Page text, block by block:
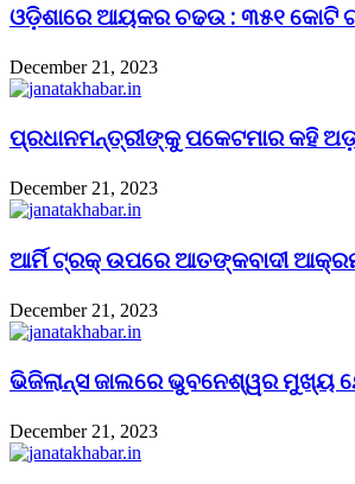
ଓଡ଼ିଶାରେ ଆୟକର ଚଢଉ : ୩୫୧ କୋଟି
December 21, 2023
ପ୍ରଧାନମନ୍ତ୍ରୀଙ୍କୁ ପକେଟମାର କହି
December 21, 2023
ଆର୍ମି ଟ୍ରକ୍ ଉପରେ ଆତଙ୍କବାଦୀ
December 21, 2023
ଭିଜିଲାନ୍ସ ଜାଲରେ ଭୁବନେଶ୍ୱର ମୁଖ୍ୟ
December 21, 2023